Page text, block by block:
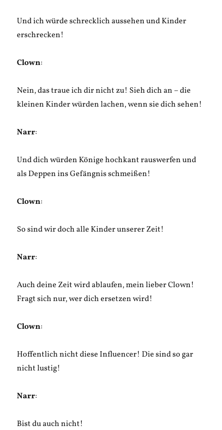
Und ich würde schrecklich aussehen und Kinder
erschrecken!
Clown:
Nein, das traue ich dir nicht zu! Sieh dich an – die
kleinen Kinder würden lachen, wenn sie dich sehen!
Narr:
Und dich würden Könige hochkant rauswerfen und
als Deppen ins Gefängnis schmeißen!
Clown:
So sind wir doch alle Kinder unserer Zeit!
Narr:
Auch deine Zeit wird ablaufen, mein lieber Clown!
Fragt sich nur, wer dich ersetzen wird!
Clown:
Hoffentlich nicht diese Influencer! Die sind so gar
nicht lustig!
Narr:
Bist du auch nicht!